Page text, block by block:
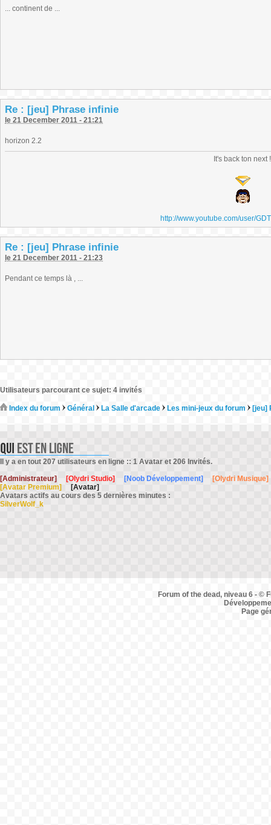
... continent de ...
Re : [jeu] Phrase infinie
le 21 December 2011 - 21:21
horizon 2.2
It's back ton next !
http://www.youtube.com/user/
Re : [jeu] Phrase infinie
le 21 December 2011 - 21:23
Pendant ce temps là , ...
Utilisateurs parcourant ce sujet: 4 invités
Index du forum Général La Salle d'arcade Les mini-jeux du forum [jeu]
Il y a en tout 207 utilisateurs en ligne :: 1 Avatar et 206 Invités.
[Administrateur]
[Olydri Studio] [Noob Développement]
[Olydri Musique]
[Avatar Premium]
[Avatar]
Avatars actifs au cours des 5 dernières minutes :
SilverWolf_k
Forum of the dead, niveau 6 - ©
Page